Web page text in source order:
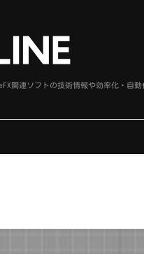
関連ソフトの技術情報や効率化・自動